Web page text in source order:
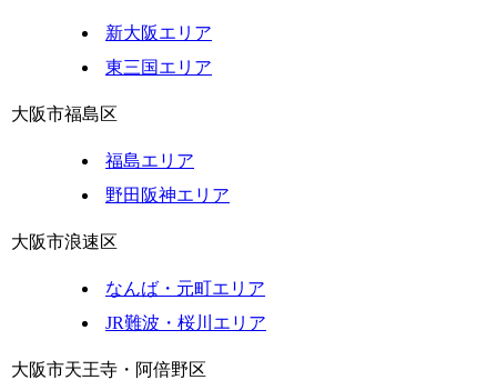
新大阪エリア
東三国エリア
大阪市福島区
福島エリア
野田阪神エリア
大阪市浪速区
なんば・元町エリア
JR難波・桜川エリア
大阪市天王寺・阿倍野区